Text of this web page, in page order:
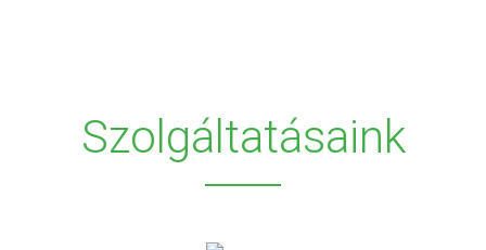
Szolgáltatásaink